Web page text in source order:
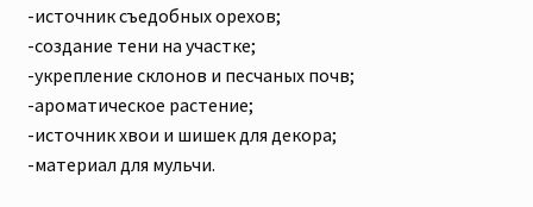
-источник съедобных орехов;
-создание тени на участке;
-укрепление склонов и песчаных почв;
-ароматическое растение;
-источник хвои и шишек для декора;
-материал для мульчи.